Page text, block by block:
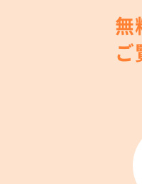
無
ご